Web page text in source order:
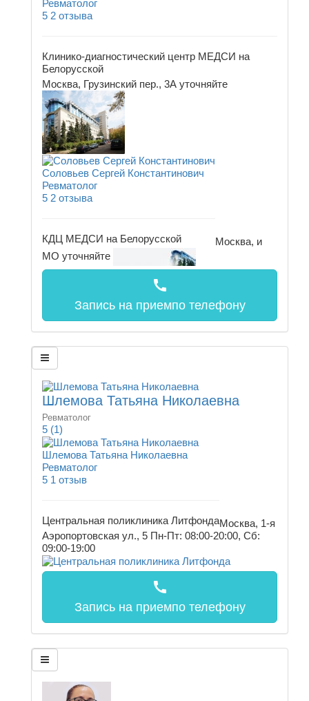
Ревматолог
5 2 отзыва
Клинико-диагностический центр МЕДСИ на
Белорусской
Москва, Грузинский пер., 3А уточняйте
Соловьев Сергей Константинович
Ревматолог
5 2 отзыва
КДЦ МЕДСИ на Белорусской
Москва, и
МО уточняйте
call
Запись на приемпо телефону
Шлемова Татьяна Николаевна
Ревматолог
5 (1)
Шлемова Татьяна Николаевна
Ревматолог
5 1 отзыв
Центральная поликлиника ЛитфондаМосква, 1-я
Аэропортовская ул., 5 Пн-Пт: 08:00-20:00, Сб:
09:00-19:00
call
Запись на приемпо телефону